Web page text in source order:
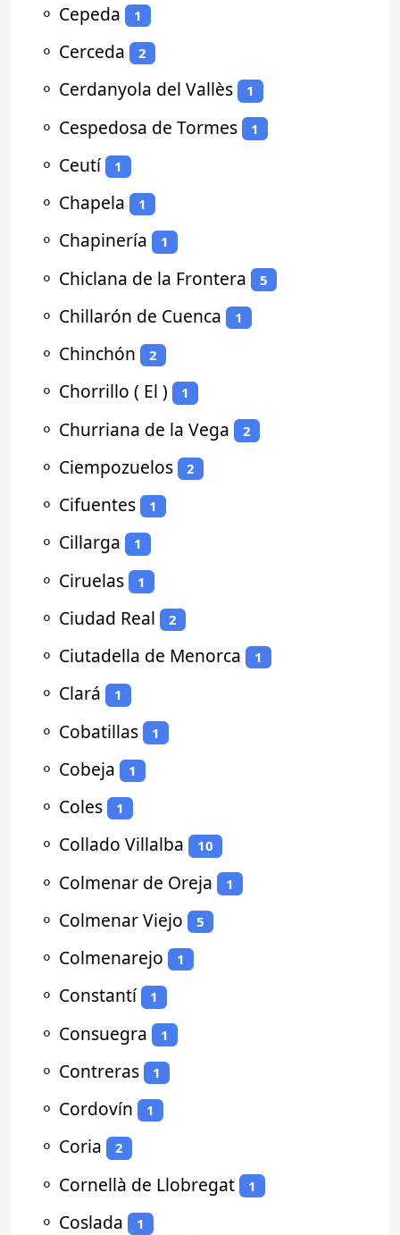
⚬ Cepeda 1
⚬ Cerceda 2
⚬ Cerdanyola del Vallès 1
⚬ Cespedosa de Tormes 1
⚬ Ceutí 1
⚬ Chapela 1
⚬ Chapinería 1
⚬ Chiclana de la Frontera 5
⚬ Chillarón de Cuenca 1
⚬ Chinchón 2
⚬ Chorrillo ( El ) 1
⚬ Churriana de la Vega 2
⚬ Ciempozuelos 2
⚬ Cifuentes 1
⚬ Cillarga 1
⚬ Ciruelas 1
⚬ Ciudad Real 2
⚬ Ciutadella de Menorca 1
⚬ Clará 1
⚬ Cobatillas 1
⚬ Cobeja 1
⚬ Coles 1
⚬ Collado Villalba 10
⚬ Colmenar de Oreja 1
⚬ Colmenar Viejo 5
⚬ Colmenarejo 1
⚬ Constantí 1
⚬ Consuegra 1
⚬ Contreras 1
⚬ Cordovín 1
⚬ Coria 2
⚬ Cornellà de Llobregat 1
⚬ Coslada 1